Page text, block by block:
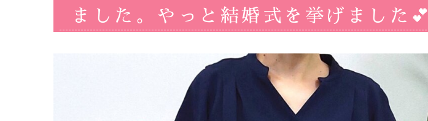
ました。やっと結婚式を挙げました💕